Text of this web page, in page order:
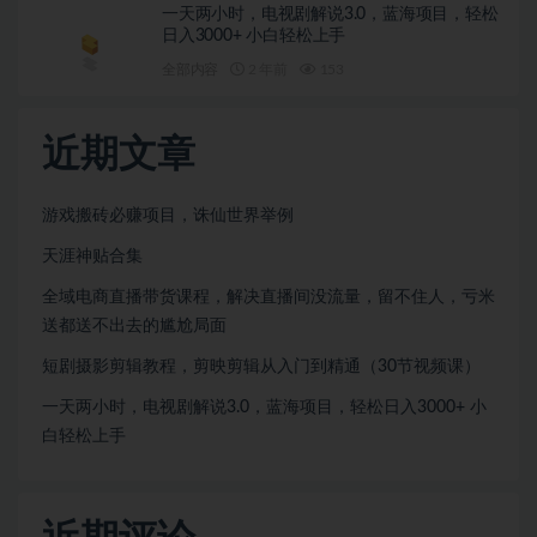
一天两小时，电视剧解说3.0，蓝海项目，轻松
日入3000+ 小白轻松上手
近期文章
游戏搬砖必赚项目，诛仙世界举例
天涯神贴合集
全域电商直播带货课程，解决直播间没流量，留不住人，亏米
送都送不出去的尴尬局面
短剧摄影剪辑教程，剪映剪辑从入门到精通（30节视频课）
一天两小时，电视剧解说3.0，蓝海项目，轻松日入3000+ 小
白轻松上手